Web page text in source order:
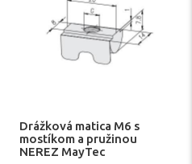
Drážková matica M6 s
mostíkom a pružinou
NEREZ MayTec